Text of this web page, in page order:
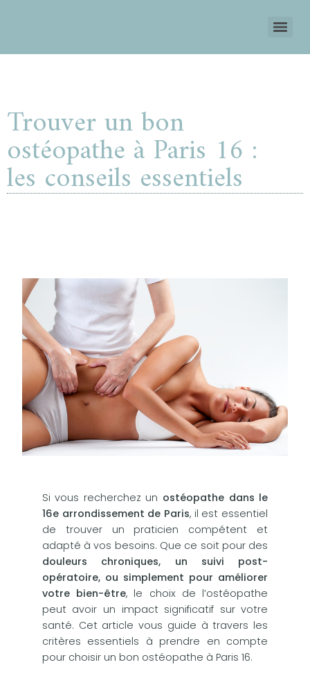
Trouver un bon
ostéopathe à Paris 16 :
les conseils essentiels
Si vous recherchez un ostéopathe dans le
16e arrondissement de Paris, il est essentiel
de trouver un praticien compétent et
adapté à vos besoins. Que ce soit pour des
douleurs chroniques, un suivi post-
opératoire, ou simplement pour améliorer
votre bien-être, le choix de l’ostéopathe
peut avoir un impact significatif sur votre
santé. Cet article vous guide à travers les
critères essentiels à prendre en compte
pour choisir un bon ostéopathe à Paris 16.